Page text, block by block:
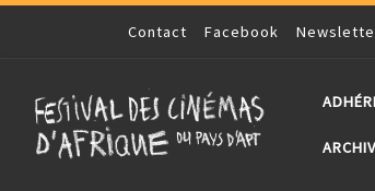
Skip to contentContact Facebook